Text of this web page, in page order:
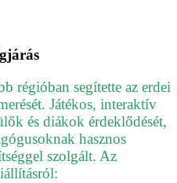
régióban segítette az erdei
Játékos, interaktív
és diákok érdeklődését,
hasznos
szolgált. Az